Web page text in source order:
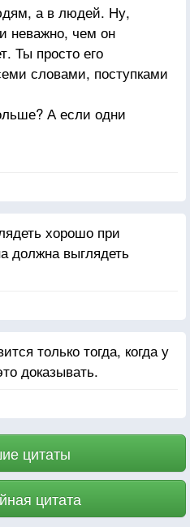
а в людей. Ну,
неважно, чем он
Ты просто его
словами, поступками
А если одни
Только это неплохо
хорошо при
должна выглядеть
только тогда, когда у
доказывать.
цитаты
цитата